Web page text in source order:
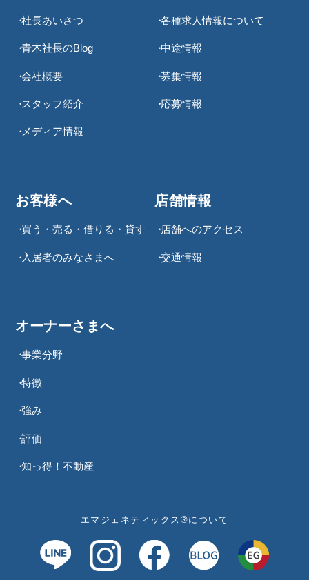
社長あいさつ
青木社長のBlog
会社概要
スタッフ紹介
メディア情報
お客様へ
買う・売る・借りる・貸す
入居者のみなさまへ
オーナーさまへ
事業分野
特徴
強み
評価
知っ得！不動産
各種求⼈情報について
中途情報
募集情報
応募情報
店舗情報
店舗へのアクセス
交通情報
エマジェネティックス®について